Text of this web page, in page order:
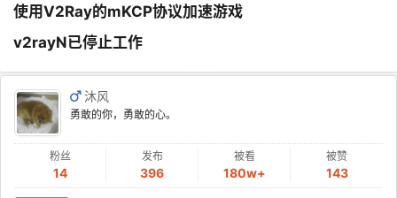
使用V2Ray的mKCP协议加速游戏
v2rayN已停止工作
沐风
勇敢的你，勇敢的心。
粉丝
14
发布
396
被看
180w+
被赞
143